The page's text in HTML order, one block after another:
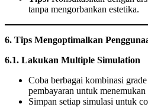
tanpa mengorbankan estetika.
6. Tips Mengoptimalkan
6.1. Lakukan Multiple Simulation
Coba berbagai kombinasi
pembayaran untuk
Simpan setiap simulasi untuk